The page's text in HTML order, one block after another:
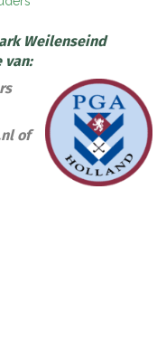
Weilenseind
van:
of